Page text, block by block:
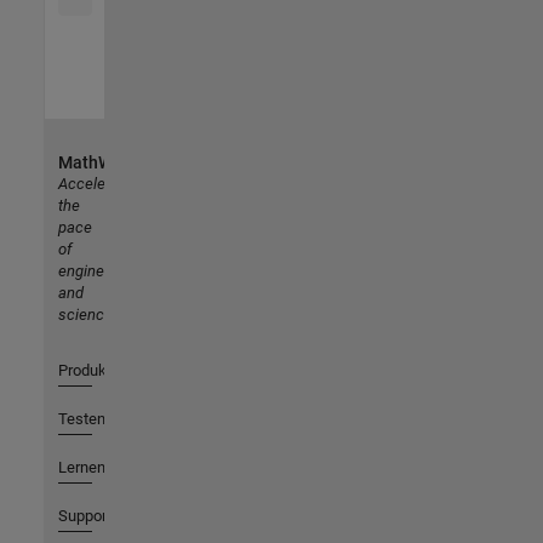
MathWorks
Accelerating
the
pace
of
engineering
and
science
Produkte
Testen oder Kaufen
Lernen
Support